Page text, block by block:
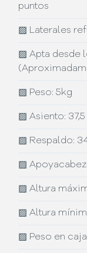
puntos
▨ Laterales
▨Apta desde
▨ Peso: 5kg
▨Asiento:
▨ Respaldo:
▨
▨Altura
▨Altura
▨ Peso en